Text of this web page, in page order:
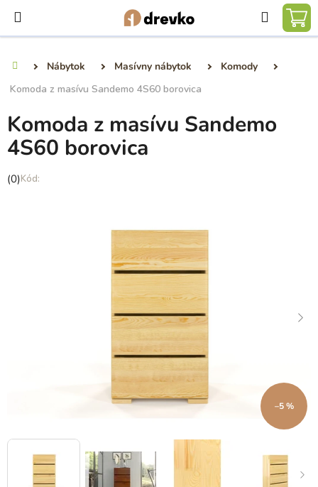
obsah
Hľadať
Nábytok Masívny nábytok
Komody
Komoda z masívu Sandemo 4S60 borovica
Komoda z masívu Sandemo
4S60 borovica
Priemerné
(0)
–5 %